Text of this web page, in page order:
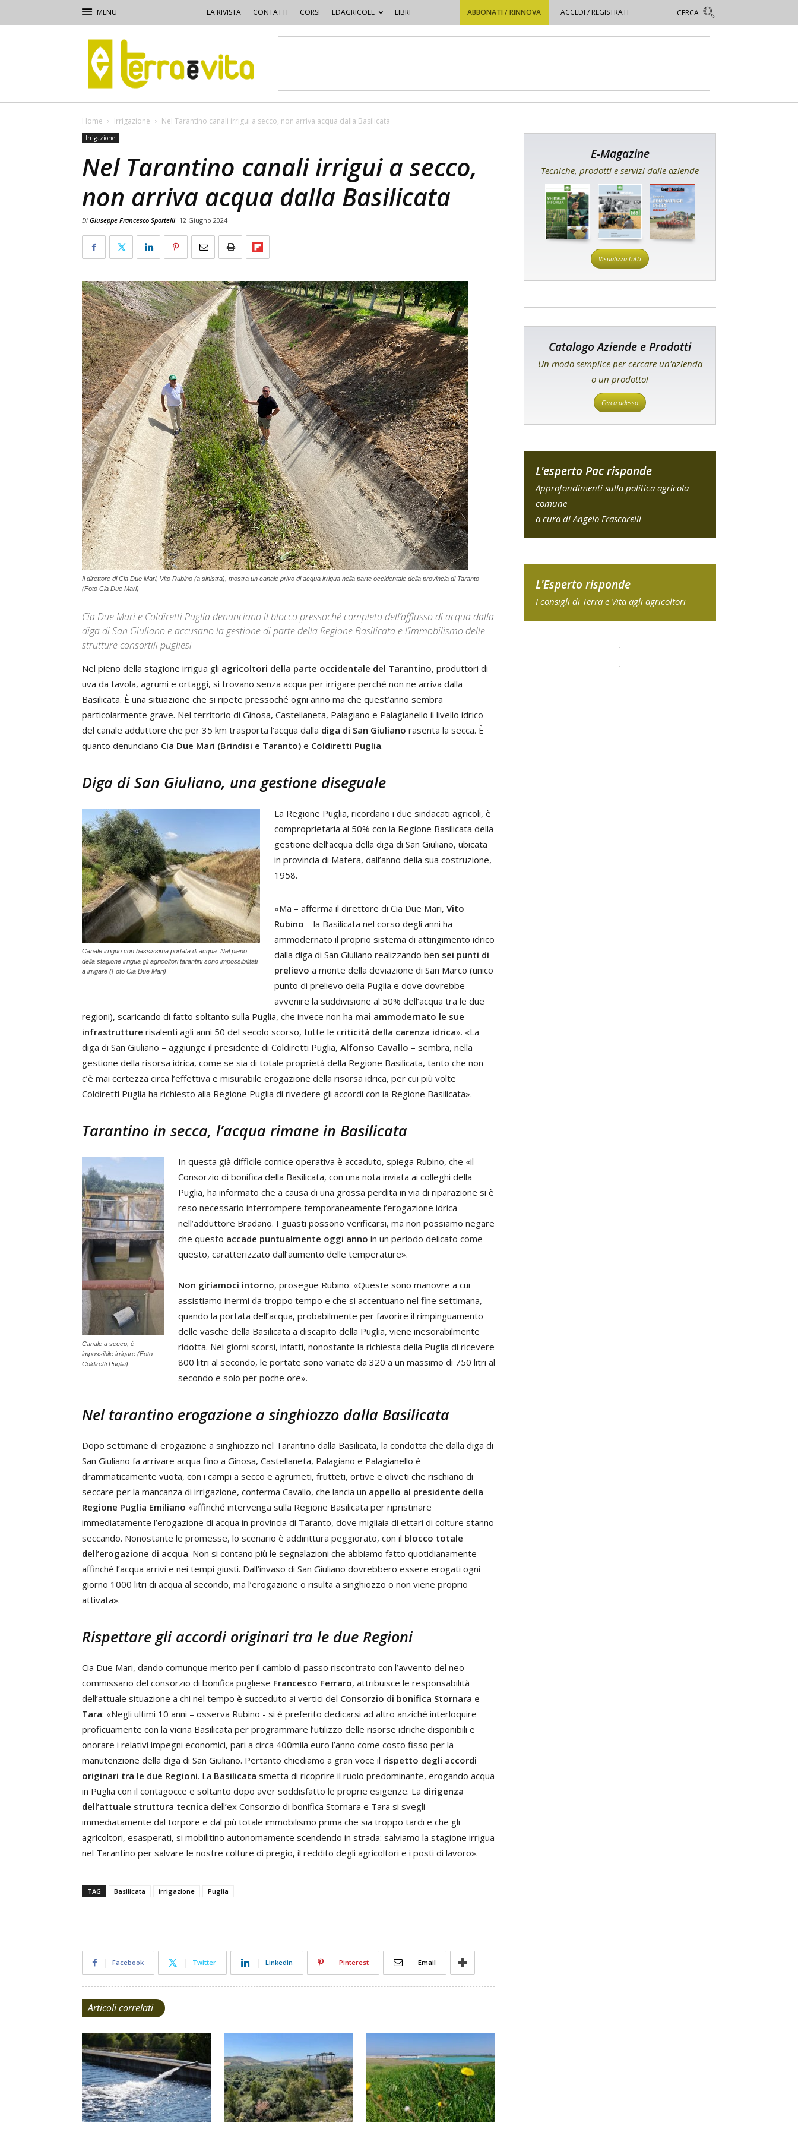
LA RIVISTA CONTATTI CORSI EDAGRICOLE LIBRI ABBONATI / RINNOVA ACCEDI / REGISTRATI
Terra
e
Vita
Home Irrigazione Nel Tarantino canali irrigui a secco, non arriva acqua dalla Basilicata
Irrigazione
Nel Tarantino canali irrigui a secco,
non arriva acqua dalla Basilicata
Di Giuseppe Francesco Sportelli 12 Giugno 2024
Il direttore di Cia Due Mari, Vito Rubino (a sinistra), mostra un canale privo di acqua irrigua nella parte occidentale della provincia di Taranto
(Foto Cia Due Mari)
Cia Due Mari e Coldiretti Puglia denunciano il blocco pressoché completo dell’afflusso di acqua dalla
diga di San Giuliano e accusano la gestione di parte della Regione Basilicata e l’immobilismo delle
strutture consortili pugliesi
Nel pieno della stagione irrigua gli agricoltori della parte occidentale del Tarantino, produttori di
uva da tavola, agrumi e ortaggi, si trovano senza acqua per irrigare perché non ne arriva dalla
Basilicata. È una situazione che si ripete pressoché ogni anno ma che quest’anno sembra
particolarmente grave. Nel territorio di Ginosa, Castellaneta, Palagiano e Palagianello il livello idrico
del canale adduttore che per 35 km trasporta l’acqua dalla diga di San Giuliano rasenta la secca. È
quanto denunciano Cia Due Mari (Brindisi e Taranto) e Coldiretti Puglia.
Diga di San Giuliano, una gestione diseguale
Canale irriguo con bassissima portata di acqua. Nel pieno
della stagione irrigua gli agricoltori tarantini sono impossibilitati
a irrigare (Foto Cia Due Mari)
La Regione Puglia, ricordano i due sindacati agricoli, è
comproprietaria al 50% con la Regione Basilicata della
gestione dell’acqua della diga di San Giuliano, ubicata
in provincia di Matera, dall’anno della sua costruzione,
1958.
«Ma – afferma il direttore di Cia Due Mari, Vito
Rubino – la Basilicata nel corso degli anni ha
ammodernato il proprio sistema di attingimento idrico
dalla diga di San Giuliano realizzando ben sei punti di
prelievo a monte della deviazione di San Marco (unico
punto di prelievo della Puglia e dove dovrebbe
avvenire la suddivisione al 50% dell’acqua tra le due
regioni), scaricando di fatto soltanto sulla Puglia, che invece non ha mai ammodernato le sue
infrastrutture risalenti agli anni 50 del secolo scorso, tutte le criticità della carenza idrica». «La
diga di San Giuliano – aggiunge il presidente di Coldiretti Puglia, Alfonso Cavallo – sembra, nella
gestione della risorsa idrica, come se sia di totale proprietà della Regione Basilicata, tanto che non
c’è mai certezza circa l’effettiva e misurabile erogazione della risorsa idrica, per cui più volte
Coldiretti Puglia ha richiesto alla Regione Puglia di rivedere gli accordi con la Regione Basilicata».
Tarantino in secca, l’acqua rimane in Basilicata
Canale a secco, è
impossibile irrigare (Foto
Coldiretti Puglia)
In questa già difficile cornice operativa è accaduto, spiega Rubino, che «il
Consorzio di bonifica della Basilicata, con una nota inviata ai colleghi della
Puglia, ha informato che a causa di una grossa perdita in via di riparazione si è
reso necessario interrompere temporaneamente l’erogazione idrica
nell’adduttore Bradano. I guasti possono verificarsi, ma non possiamo negare
che questo accade puntualmente oggi anno in un periodo delicato come
questo, caratterizzato dall’aumento delle temperature».
Non giriamoci intorno, prosegue Rubino. «Queste sono manovre a cui
assistiamo inermi da troppo tempo e che si accentuano nel fine settimana,
quando la portata dell’acqua, probabilmente per favorire il rimpinguamento
delle vasche della Basilicata a discapito della Puglia, viene inesorabilmente
ridotta. Nei giorni scorsi, infatti, nonostante la richiesta della Puglia di ricevere
800 litri al secondo, le portate sono variate da 320 a un massimo di 750 litri al
secondo e solo per poche ore».
Nel tarantino erogazione a singhiozzo dalla Basilicata
Dopo settimane di erogazione a singhiozzo nel Tarantino dalla Basilicata, la condotta che dalla diga di
San Giuliano fa arrivare acqua fino a Ginosa, Castellaneta, Palagiano e Palagianello è
drammaticamente vuota, con i campi a secco e agrumeti, frutteti, ortive e oliveti che rischiano di
seccare per la mancanza di irrigazione, conferma Cavallo, che lancia un appello al presidente della
Regione Puglia Emiliano «affinché intervenga sulla Regione Basilicata per ripristinare
immediatamente l’erogazione di acqua in provincia di Taranto, dove migliaia di ettari di colture stanno
seccando. Nonostante le promesse, lo scenario è addirittura peggiorato, con il blocco totale
dell’erogazione di acqua. Non si contano più le segnalazioni che abbiamo fatto quotidianamente
affinché l’acqua arrivi e nei tempi giusti. Dall’invaso di San Giuliano dovrebbero essere erogati ogni
giorno 1000 litri di acqua al secondo, ma l’erogazione o risulta a singhiozzo o non viene proprio
attivata».
Rispettare gli accordi originari tra le due Regioni
Cia Due Mari, dando comunque merito per il cambio di passo riscontrato con l’avvento del neo
commissario del consorzio di bonifica pugliese Francesco Ferraro, attribuisce le responsabilità
dell’attuale situazione a chi nel tempo è succeduto ai vertici del Consorzio di bonifica Stornara e
Tara: «Negli ultimi 10 anni – osserva Rubino - si è preferito dedicarsi ad altro anziché interloquire
proficuamente con la vicina Basilicata per programmare l’utilizzo delle risorse idriche disponibili e
onorare i relativi impegni economici, pari a circa 400mila euro l’anno come costo fisso per la
manutenzione della diga di San Giuliano. Pertanto chiediamo a gran voce il rispetto degli accordi
originari tra le due Regioni. La Basilicata smetta di ricoprire il ruolo predominante, erogando acqua
in Puglia con il contagocce e soltanto dopo aver soddisfatto le proprie esigenze. La dirigenza
dell’attuale struttura tecnica dell’ex Consorzio di bonifica Stornara e Tara si svegli
immediatamente dal torpore e dal più totale immobilismo prima che sia troppo tardi e che gli
agricoltori, esasperati, si mobilitino autonomamente scendendo in strada: salviamo la stagione irrigua
nel Tarantino per salvare le nostre colture di pregio, il reddito degli agricoltori e i posti di lavoro».
TAG Basilicata irrigazione Puglia
Facebook Twitter Linkedin Pinterest Email
Articoli correlati
E-Magazine
Tecniche, prodotti e servizi dalle aziende
Visualizza tutti
Catalogo Aziende e Prodotti
Un modo semplice per cercare un'azienda
o un prodotto!
Cerca adesso
L'esperto Pac risponde
Approfondimenti sulla politica agricola
comune
a cura di Angelo Frascarelli
L'Esperto risponde
I consigli di Terra e Vita agli agricoltori